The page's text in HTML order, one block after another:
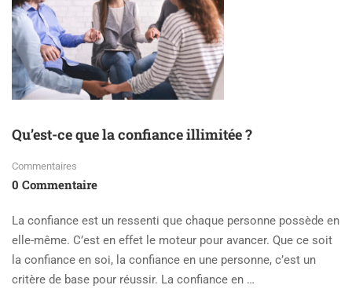
Qu’est-ce que la confiance illimitée ?
Commentaires
0 Commentaire
La confiance est un ressenti que chaque personne possède en
elle-même. C’est en effet le moteur pour avancer. Que ce soit
la confiance en soi, la confiance en une personne, c’est un
critère de base pour réussir. La confiance en …